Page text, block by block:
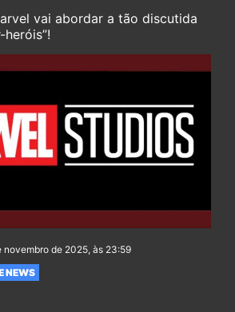
vai abordar a tão discutida
novembro de 2025, às 23:59
NEWS